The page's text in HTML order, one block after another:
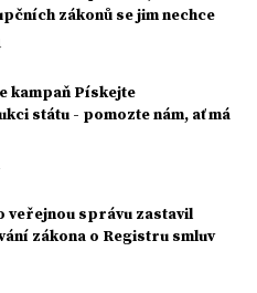
zákonů se jim nechce
kampaň Pískejte
státu - pomozte nám, ať má
veřejnou správu zastavil
zákona o Registru smluv